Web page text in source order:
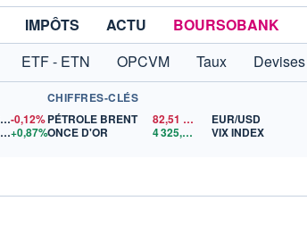
IMPÔTS ACTU
BOURSOBANK
ETF - ETN OPCVM Taux Devises
65 606,71-0,12%
26 366,55+0,87%
CHIFFRES-CLÉS
PÉTROLE BRENT
82,51
ONCE D'OR
4 325,02 $US
EUR/USD
VIX INDEX